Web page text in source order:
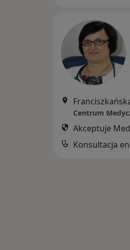
Centrum
Akceptuje
Konsultacja